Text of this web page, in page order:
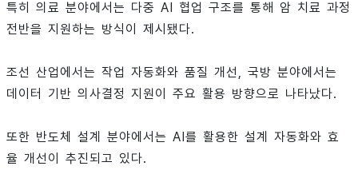
특히 의료 분야에서는 다중 AI 협업 구조를 통해 암 치료 과정
전반을 지원하는 방식이 제시됐다.
조선 산업에서는 작업 자동화와 품질 개선, 국방 분야에서는
데이터 기반 의사결정 지원이 주요 활용 방향으로 나타났다.
또한 반도체 설계 분야에서는 AI를 활용한 설계 자동화와 효
율 개선이 추진되고 있다.